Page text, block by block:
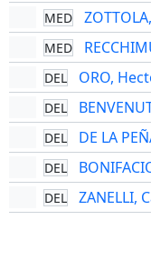
MED
MED
DEL ORO,
DEL
DEL DE LA
DEL
DEL ZANELLI,